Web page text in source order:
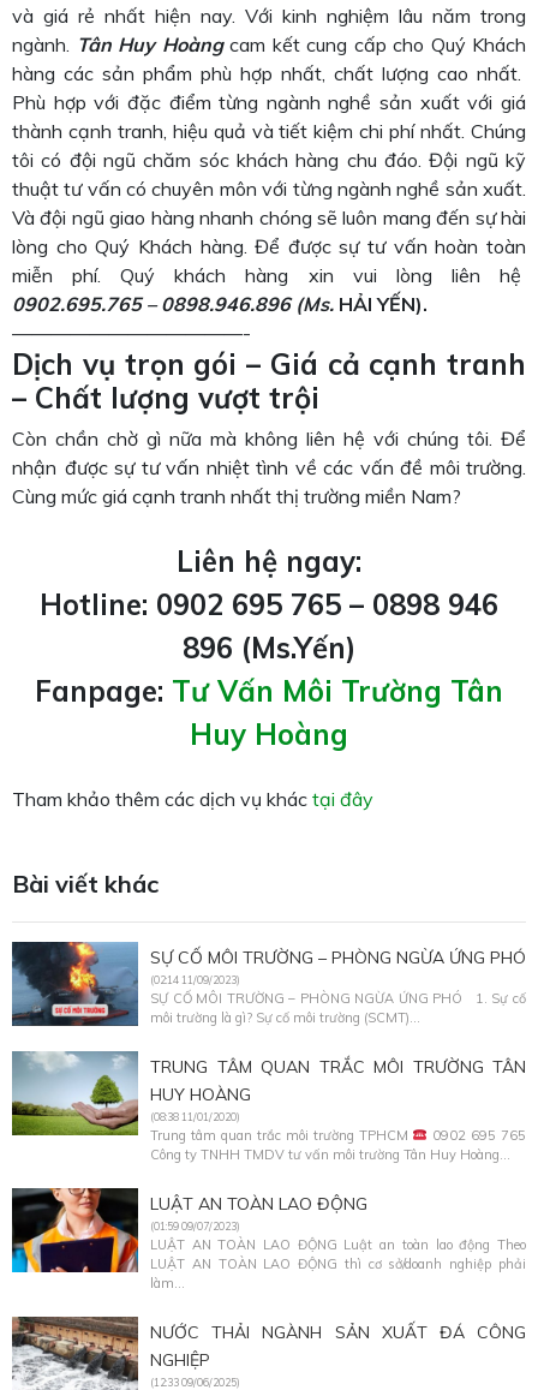
và giá rẻ nhất hiện nay. Với kinh nghiệm lâu năm trong
ngành. Tân Huy Hoàngcam kết cung cấp cho Quý Khách
hàng các sản phẩm phù hợp nhất, chất lượng cao nhất.
Phù hợp với đặc điểm từng ngành nghề sản xuất với giá
thành cạnh tranh, hiệu quả và tiết kiệm chi phí nhất. Chúng
tôi có đội ngũ chăm sóc khách hàng chu đáo. Đội ngũ kỹ
thuật tư vấn có chuyên môn với từng ngành nghề sản xuất.
Và đội ngũ giao hàng nhanh chóng sẽ luôn mang đến sự hài
lòng cho Quý Khách hàng. Để được sự tư vấn hoàn toàn
miễn phí. Quý khách hàng xin vui lòng liên hệ
0902.695.765 – 0898.946.896 (Ms. HẢI YẾN).
————————————-
Dịch vụ trọn gói – Giá cả cạnh tranh
– Chất lượng vượt trội
Còn chần chờ gì nữa mà không liên hệ với chúng tôi. Để
nhận được sự tư vấn nhiệt tình về các vấn đề môi trường.
Cùng mức giá cạnh tranh nhất thị trường miền Nam?
Liên hệ ngay:
Hotline: 0902 695 765 – 0898 946
896 (Ms.Yến)
Fanpage: Tư Vấn Môi Trường Tân
Huy Hoàng
Tham khảo thêm các dịch vụ khác tại đây
Bài viết khác
SỰ CỐ MÔI TRƯỜNG – PHÒNG NGỪA ỨNG PHÓ
(02:14 11/09/2023)
SỰ CỐ MÔI TRƯỜNG – PHÒNG NGỪA ỨNG PHÓ 1. Sự cố
môi trường là gì? Sự cố môi trường (SCMT)...
TRUNG TÂM QUAN TRẮC MÔI TRƯỜNG TÂN
HUY HOÀNG
(08:38 11/01/2020)
Trung tâm quan trắc môi trường TPHCM
0902 695 765
Công ty TNHH TMDV tư vấn môi trường Tân Huy Hoàng...
LUẬT AN TOÀN LAO ĐỘNG
(01:59 09/07/2023)
LUẬT AN TOÀN LAO ĐỘNG Luật an toàn lao động Theo
LUẬT AN TOÀN LAO ĐỘNG thì cơ sở/doanh nghiệp phải
làm...
NƯỚC THẢI NGÀNH SẢN XUẤT ĐÁ CÔNG
NGHIỆP
(12:33 09/06/2025)